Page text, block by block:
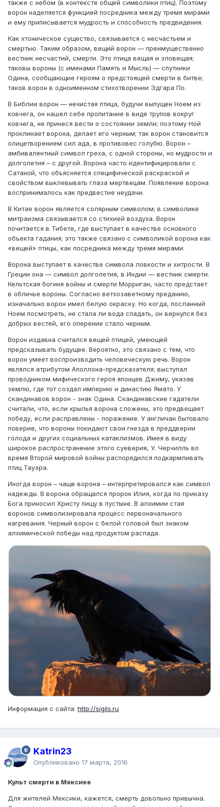
также с небом (в контексте общей символики птиц). Поэтому
ворон наделяется функцией посредника между тремя мирами
и ему приписывается мудрость и способность предвидения.
Как хтоническое существо, связывается с несчастьем и
смертью. Таким образом, вещий ворон — преимущественно
вестник несчастий, смерти. Это птица вещая и зловещая;
таковы вороны (с именами Память и Мысль) — спутники
Одина, сообщающие героям о предстоящей смерти в битве;
таков ворон в одноименном стихотворении Эдгара По.
В Библии ворон — нечистая птица, будучи выпущен Ноем из
ковчега, он нашел себе пропитание в виде трупов вокруг
ковчега, не принеся вести о состоянии земли; поэтому Ной
проклинает ворона, делает его черным; так ворон становится
олицетворением сил ада, в противовес голубю. Ворон –
амбивалентный символ греха, с одной стороны, но мудрости и
долголетия – с другой. Ворона часто идентифицировали с
Сатаной, что объясняется специфической раскраской и
свойством выклевывать глаза мертвецам. Появление ворона
воспринималось как предвестие неудачи.
В Китае ворон является солярным символом; в символике
митраизма связывается со стихией воздуха. Ворон
почитается в Тибете, где выступает в качестве основного
объекта гадания; это также связано с символикой ворона как
«вещей» птицы, как посредника между тремя мирами.
Ворона выступает в качестве символа ловкости и хитрости. В
Греции она — символ долголетия, в Индии — вестник смерти.
Кельтская богиня войны и смерти Морриган, часто предстает
в обличье вороны. Согласно ветхозаветному преданию,
изначально ворон имел белую окраску. Но когда, посланный
Ноем посмотреть, не стала ли вода спадать, он вернулся без
добрых вестей, его оперение стало черным.
Ворон издавна считался вещей птицей, умеющей
предсказывать будущее. Вероятно, это связано с тем, что
ворон умеет воспроизводить человеческую речь. Ворон
являлся атрибутом Аполлона-предсказателя; выступал
проводником мифического героя японцев Джиму, указав
землю, где тот создал империю и династию Ямато. У
скандинавов ворон - знак Одина. Скандинавские гадатели
считали, что, если крылья ворона сложены, это предвещает
победу, если расправлены - поражение. У англичан бытовало
поверие, что вороны покидают свои гнезда в преддверии
голода и других социальных катаклизмов. Имея в виду
широкое распространение этого суеверия, У. Черчилль во
время Второй мировой войны распорядился подкармливать
птиц Тауэра.
Иногда ворон – чаще ворона – интерпретировался как символ
надежды. В ворона обращался пророк Илия, когда по приказу
Бога приносил Христу пищу в пустыне. В алхимии стая
воронов символизировала процесс первоначального
нагревания. Черный ворон с белой головой был знаком
алхимической победы над продуктом распада.
Информация с сайта: http://sigils.ru
Katrin23
Опубликовано 17 марта, 2016
Культ смерти в Мексике
Для жителей Мексики, кажется, смерть довольно привычна.